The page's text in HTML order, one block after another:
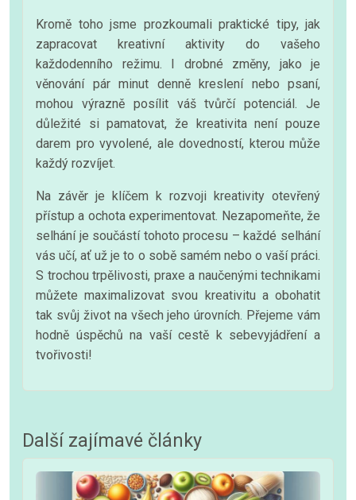
Kromě toho jsme prozkoumali praktické tipy, jak
zapracovat kreativní aktivity do vašeho
každodenního režimu. I drobné změny, jako je
věnování pár minut denně kreslení nebo psaní,
mohou výrazně posílit váš tvůrčí potenciál. Je
důležité si pamatovat, že kreativita není pouze
darem pro vyvolené, ale dovedností, kterou může
každý rozvíjet.
Na závěr je klíčem k rozvoji kreativity otevřený
přístup a ochota experimentovat. Nezapomeňte, že
selhání je součástí tohoto procesu – každé selhání
vás učí, ať už je to o sobě samém nebo o vaší práci.
S trochou trpělivosti, praxe a naučenými technikami
můžete maximalizovat svou kreativitu a obohatit
tak svůj život na všech jeho úrovních. Přejeme vám
hodně úspěchů na vaší cestě k sebevyjádření a
tvořivosti!
Další zajímavé články